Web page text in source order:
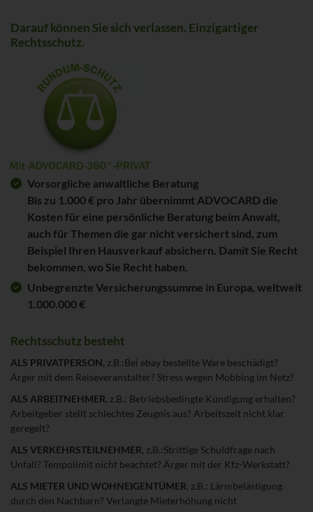
Darauf können Sie sich verlassen. Einzigartiger
Rechtsschutz.
Vorsorgliche anwaltliche Beratung
Bis zu 1.000 € pro Jahr übernimmt ADVOCARD die
Kosten für eine persönliche Beratung beim Anwalt,
auch für Themen die gar nicht versichert sind, zum
Beispiel Ihren Hausverkauf absichern. Damit Sie Recht
bekommen, wo Sie Recht haben.
Unbegrenzte Versicherungssumme in Europa, weltweit
1.000.000 €
Rechtsschutz besteht
ALS PRIVATPERSON, z.B.:Bei ebay bestellte Ware beschädigt?
Ärger mit dem Reiseveranstalter? Stress wegen Mobbing im Netz?
ALS ARBEITNEHMER, z.B.: Betriebsbedingte Kündigung erhalten?
Arbeitgeber stellt schlechtes Zeugnis aus? Arbeitszeit nicht klar
geregelt?
ALS VERKEHRSTEILNEHMER, z.B.:Strittige Schuldfrage nach
Unfall? Tempolimit nicht beachtet? Ärger mit der Kfz-Werkstatt?
ALS MIETER UND WOHNEIGENTÜMER, z.B.: Lärmbelästigung
durch den Nachbarn? Verlangte Mieterhöhung nicht